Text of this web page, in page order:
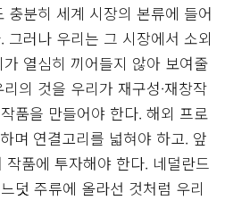
충분히 세계 시장의 본류에 들어
그러나 우리는 그 시장에서 소외
열심히 끼어들지 않아 보여줄
의 것을 우리가 재구성·재창작
품을 만들어야 한다. 해외 프로
며 연결고리를 넓혀야 하고. 앞
품에 투자해야 한다. 네덜란드
덧 주류에 올라선 것처럼 우리